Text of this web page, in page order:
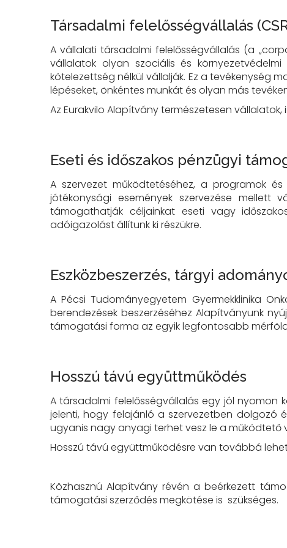
Társadalmi felelősségvállalás
A vállalati társadalmi felelősségvállalás (a
vállalatok olyan szociális és
kötelezettség nélkül vállalják. Ez a tevékenység
lépéseket, önkéntes munkát és olyan más
Az Eurakvilo Alapítvány természetesen
Eseti és időszakos pénzügyi
A szervezet működtetéséhez, a programok
jótékonysági események szervezése mellett
támogathatják céljainkat eseti vagy
adóigazolást állítunk ki részükre.
Eszközbeszerzés, tárgyi
A Pécsi Tudományegyetem Gyermekklinika
berendezések beszerzéséhez Alapítványunk
támogatási forma az egyik legfontosabb
Hosszú távú együttműködés
A társadalmi felelősségvállalás egy jól
jelenti, hogy felajánló a szervezetben dolgozó
ugyanis nagy anyagi terhet vesz le a
Hosszú távú együttműködésre van továbbá
Közhasznú Alapítvány révén a beérkezett
támogatási szerződés megkötése is szükséges.